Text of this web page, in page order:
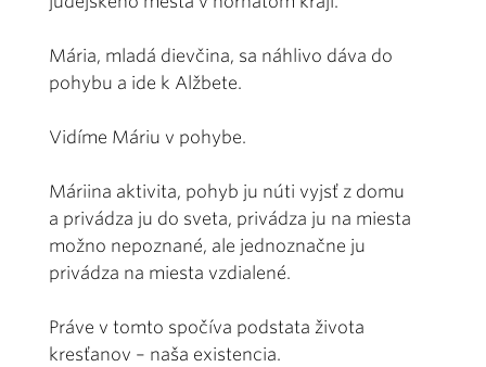
Mária, mladá dievčina, sa náhlivo dáva do
pohybu a ide k Alžbete.
Vidíme Máriu v pohybe.
Máriina aktivita, pohyb ju núti vyjsť z domu
a privádza ju do sveta, privádza ju na miesta
možno nepoznané, ale jednoznačne ju
privádza na miesta vzdialené.
Práve v tomto spočíva podstata života
kresťanov – naša existencia.